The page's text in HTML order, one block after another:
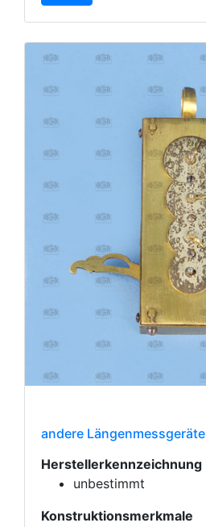
andere Längenmessgeräte
Herstellerkennzeichnung
unbestimmt
Konstruktionsmerkmale